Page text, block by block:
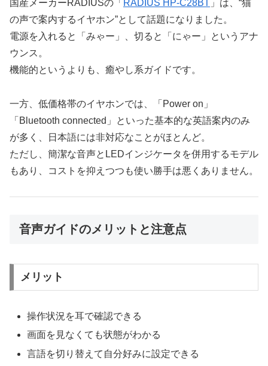
国産メーカーRADIUSの「 RADIUS HP-C28BT 」は、“猫
の声で案内するイヤホン”として話題になりました。
電源を入れると「みゃー」、切ると「にゃー」というアナ
ウンス。
機能的というよりも、癒やし系ガイドです。
一方、低価格帯のイヤホンでは、「Power on」
「Bluetooth connected」といった基本的な英語案内のみ
が多く、日本語には非対応なことがほとんど。
ただし、簡潔な音声とLEDインジケータを併用するモデル
もあり、コストを抑えつつも使い勝手は悪くありません。
音声ガイドのメリットと注意点
メリット
操作状況を耳で確認できる
画面を見なくても状態がわかる
言語を切り替えて自分好みに設定できる